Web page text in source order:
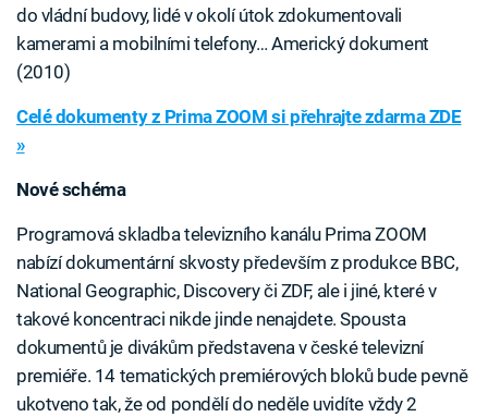
do vládní budovy, lidé v okolí útok zdokumentovali
kamerami a mobilními telefony… Americký dokument
(2010)
Celé dokumenty z Prima ZOOM si přehrajte zdarma ZDE
»
Nové schéma
Programová skladba televizního kanálu Prima ZOOM
nabízí dokumentární skvosty především z produkce BBC,
National Geographic, Discovery či ZDF, ale i jiné, které v
takové koncentraci nikde jinde nenajdete. Spousta
dokumentů je divákům představena v české televizní
premiéře. 14 tematických premiérových bloků bude pevně
ukotveno tak, že od pondělí do neděle uvidíte vždy 2